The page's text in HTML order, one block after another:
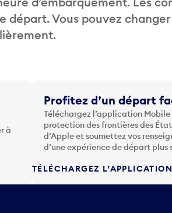
départ. Vous pouvez
à
Profitez d’un départ
Téléchargez l’application
protection des frontières des
d’Apple et soumettez vos
d’une expérience de départ plus
TÉLÉCHARGEZ L’APPLICATION